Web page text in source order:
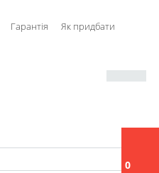
Гарантія
Як придбати
0